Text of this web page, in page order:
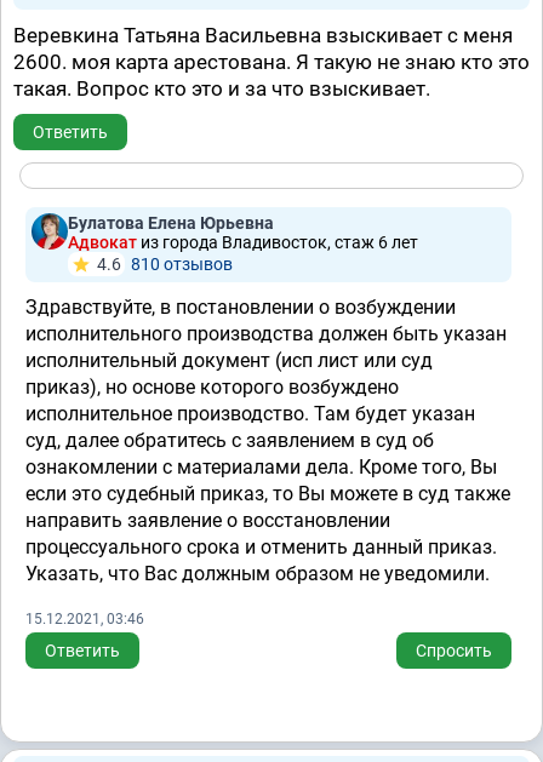
Веревкина Татьяна Васильевна взыскивает с меня
2600. моя карта арестована. Я такую не знаю кто это
такая. Вопрос кто это и за что взыскивает.
Ответить
Булатова Елена Юрьевна
Адвокат из города Владивосток, стаж 6 лет
4.6 810 отзывов
Здравствуйте, в постановлении о возбуждении
исполнительного производства должен быть указан
исполнительный документ (исп лист или суд
приказ), но основе которого возбуждено
исполнительное производство. Там будет указан
суд, далее обратитесь с заявлением в суд об
ознакомлении с материалами дела. Кроме того, Вы
если это судебный приказ, то Вы можете в суд также
направить заявление о восстановлении
процессуального срока и отменить данный приказ.
Указать, что Вас должным образом не уведомили.
15.12.2021, 03:46
Ответить Спросить